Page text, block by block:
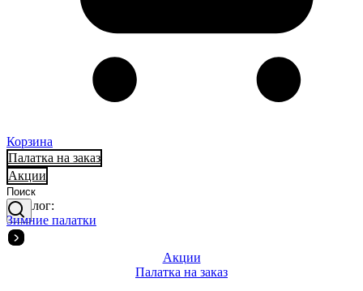
Корзина
Палатка на заказ
Акции
Каталог:
Зимние палатки
Акции
Палатка на заказ